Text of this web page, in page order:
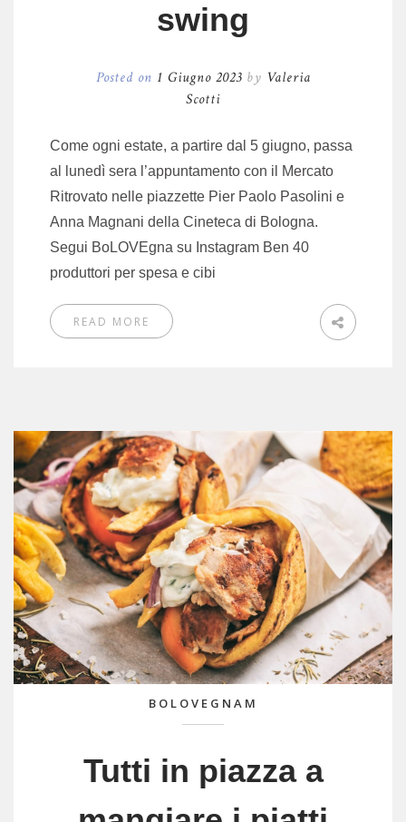
swing
Posted on 1 Giugno 2023 by Valeria
Scotti
Come ogni estate, a partire dal 5 giugno, passa
al lunedì sera l’appuntamento con il Mercato
Ritrovato nelle piazzette Pier Paolo Pasolini e
Anna Magnani della Cineteca di Bologna.
Segui BoLOVEgna su Instagram Ben 40
produttori per spesa e cibi
READ MORE
BOLOVEGNAM
Tutti in piazza a